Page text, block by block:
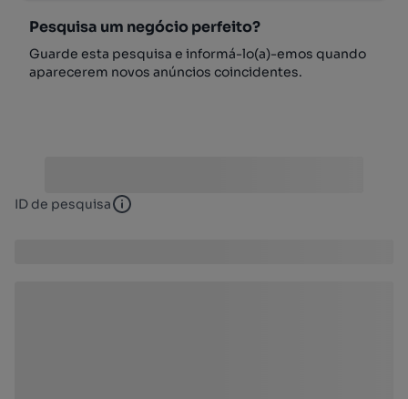
Pesquisa um negócio perfeito?
Guarde esta pesquisa e informá-lo(a)-emos quando
aparecerem novos anúncios coincidentes.
ID de pesquisa ID de pesquisa